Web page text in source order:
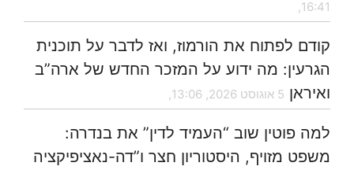
16:41,
קודם לפתוח את הורמוז, ואז לדבר על תוכנית
הגרעין: מה ידוע על המזכר החדש של ארה”ב
ואיראן 5 אוגוסט 2026, 13:06,
למה פוטין שוב “העמיד לדין” את בנדרה:
משפט מזויף, היסטוריון חצר ו”דה-נאציפיקציה